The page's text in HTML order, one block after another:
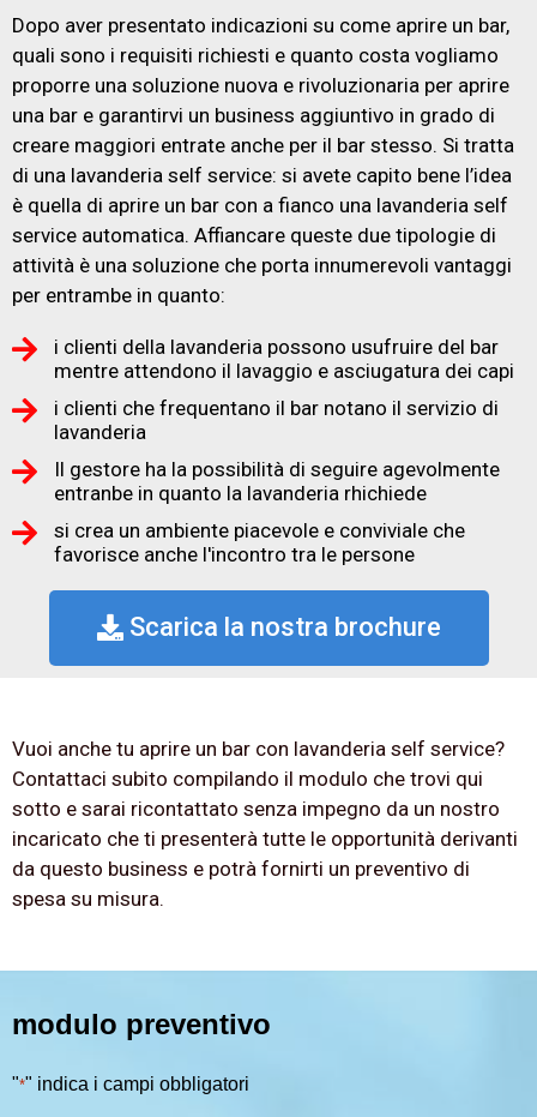
Dopo aver presentato indicazioni su come aprire un bar,
quali sono i requisiti richiesti e quanto costa vogliamo
proporre una soluzione nuova e rivoluzionaria per aprire
una bar e garantirvi un business aggiuntivo in grado di
creare maggiori entrate anche per il bar stesso. Si tratta
di una lavanderia self service: si avete capito bene l’idea
è quella di aprire un bar con a fianco una lavanderia self
service automatica. Affiancare queste due tipologie di
attività è una soluzione che porta innumerevoli vantaggi
per entrambe in quanto:
i clienti della lavanderia possono usufruire del bar
mentre attendono il lavaggio e asciugatura dei capi
i clienti che frequentano il bar notano il servizio di
lavanderia
Il gestore ha la possibilità di seguire agevolmente
entranbe in quanto la lavanderia rhichiede
si crea un ambiente piacevole e conviviale che
favorisce anche l'incontro tra le persone
Scarica la nostra brochure
Vuoi anche tu aprire un bar con lavanderia self service?
Contattaci subito compilando il modulo che trovi qui
sotto e sarai ricontattato senza impegno da un nostro
incaricato che ti presenterà tutte le opportunità derivanti
da questo business e potrà fornirti un preventivo di
spesa su misura.
modulo preventivo
"*" indica i campi obbligatori